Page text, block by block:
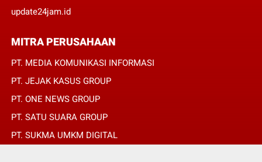
update24jam.id
MITRA PERUSAHAAN
PT. MEDIA KOMUNIKASI INFORMASI
PT. JEJAK KASUS GROUP
PT. ONE NEWS GROUP
PT. SATU SUARA GROUP
PT. SUKMA UMKM DIGITAL